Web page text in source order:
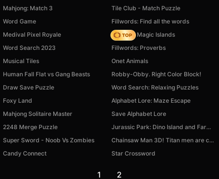
Mahjong: Match 3
Tile Club - Match Puzzle
Word Game
Fillwords: Find all the words
Medival Pixel Royale
Mahjong Magic Islands
Word Search 2023
Fillwords: Proverbs
Musical Tiles
Onet Animals
Human Fall Flat vs Gang Beasts
Robby-Obby. Right Color Block!
Draw Save Puzzle
Word Search: Relaxing Puzzles
Foxy Land
Alphabet Lore: Maze Escape
Mahjong Solitaire Master
Save Alphabet Lore
2248 Merge Puzzle
Jurassic Park: Dino Island and Farm Idle Tycoon 3D
Super Sword - Noob Vs Zombies
Chainsaw Man 3D! Titan men are coming!
Candy Connect
Star Crossword
1 2